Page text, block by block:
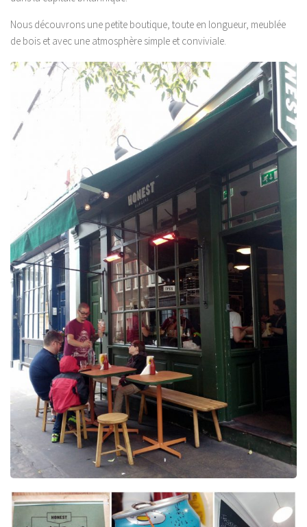
Nous découvrons une petite boutique, toute en longueur, meublée
de bois et avec une atmosphère simple et conviviale.